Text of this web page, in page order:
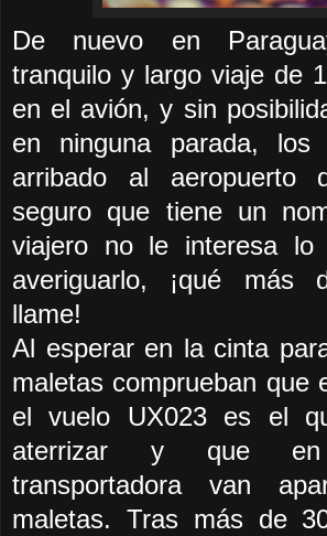
De nuevo en
tranquilo y largo viaje de
en el avión, y sin
en ninguna parada, los
arribado al aeropuerto
seguro que tiene un
viajero no le interesa lo
averiguarlo, ¡qué más
llame!
Al esperar en la cinta
maletas comprueban que
el vuelo UX023 es el
aterrizar y que
transportadora van
maletas. Tras más de